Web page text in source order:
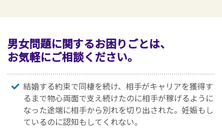
男女問題に関するお困りごとは、
お気軽にご相談ください。
結婚する約束で同棲を続け、相手がキャリアを獲得す
るまで物心両面で支え続けたのに相手が稼げるように
なった途端に相手から別れを切り出された。妊娠もし
ているのに認知もしてくれない。